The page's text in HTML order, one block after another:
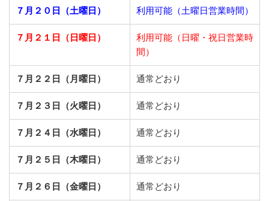
７月２０日（土曜日） 利用可能（土曜日営業時間）
７月２１日（日曜日）
利用可能（日曜・祝日営業時
間）
７月２２日（月曜日） 通常どおり
７月２３日（火曜日） 通常どおり
７月２４日（水曜日） 通常どおり
７月２５日（木曜日） 通常どおり
７月２６日（金曜日） 通常どおり